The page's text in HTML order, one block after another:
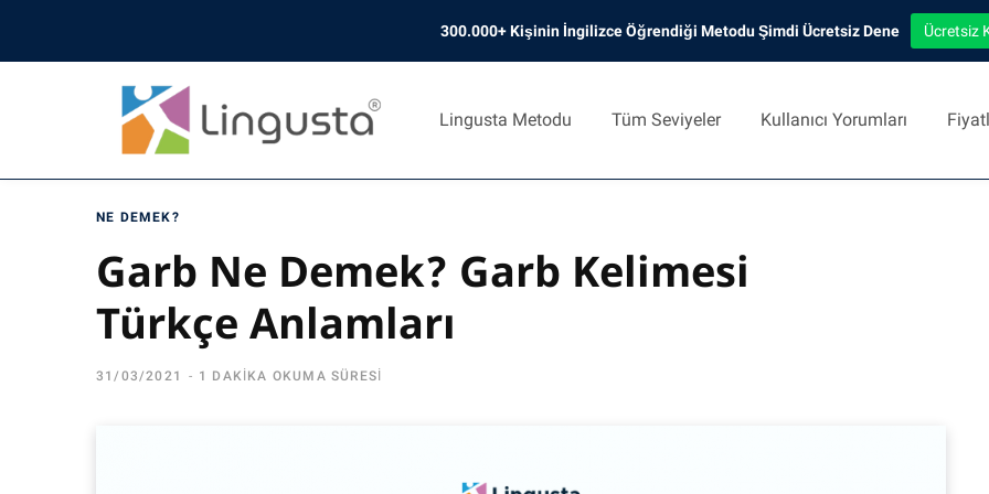
Lingusta Metodu Tüm Seviyeler Kullanıcı Yorumları
NE DEMEK?
Garb Ne Demek? Garb Kelimesi
Türkçe Anlamları
31/03/2021 1 DAKIKA OKUMA SÜRESI
300.000+ Kişinin İngilizce Öğrendiği Metodu Şimdi Ücretsiz Dene Ücretsiz